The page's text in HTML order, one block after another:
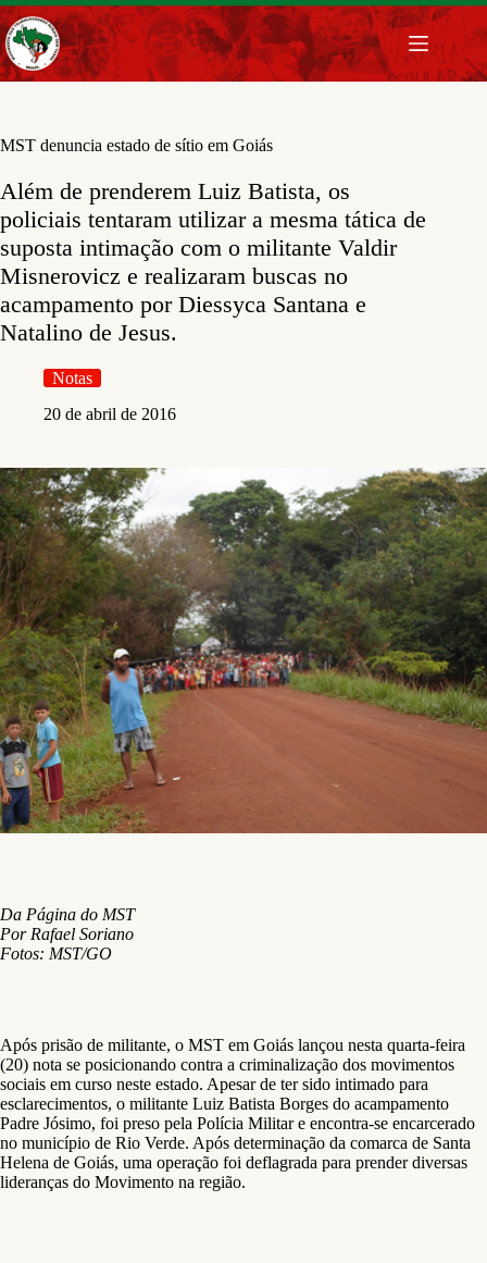
Pular
para
o
conteúdo
MST denuncia estado de sítio em Goiás
Além de prenderem Luiz Batista, os
policiais tentaram utilizar a mesma tática de
suposta intimação com o militante Valdir
Misnerovicz e realizaram buscas no
acampamento por Diessyca Santana e
Natalino de Jesus.
Notas
20 de abril de 2016
Da Página do MST
Por Rafael Soriano
Fotos: MST/GO
Após prisão de militante, o MST em Goiás lançou nesta quarta-feira
(20) nota se posicionando contra a criminalização dos movimentos
sociais em curso neste estado. Apesar de ter sido intimado para
esclarecimentos, o militante Luiz Batista Borges do acampamento
Padre Jósimo, foi preso pela Polícia Militar e encontra-se encarcerado
no município de Rio Verde. Após determinação da comarca de Santa
Helena de Goiás, uma operação foi deflagrada para prender diversas
lideranças do Movimento na região.